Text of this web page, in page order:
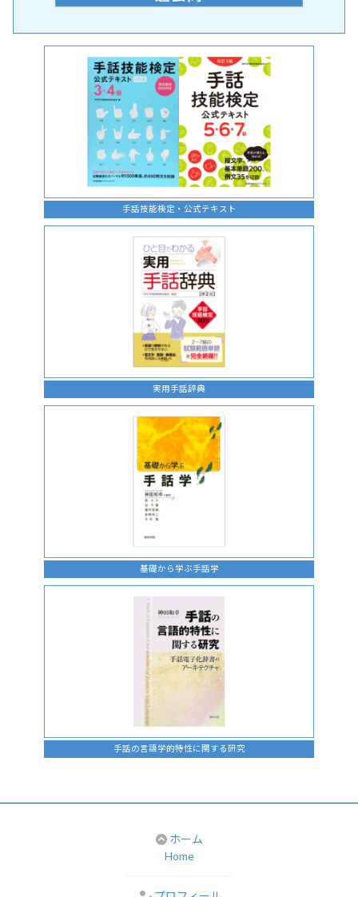
手話技能検定・公式テキスト
実用手話辞典
基礎から学ぶ手話学
手話の言語学的特性に関する研究
ホーム
Home